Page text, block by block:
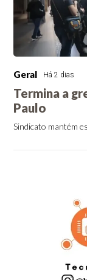
Geral Há 2 dias
Termina a
Paulo
Sindicato mantém